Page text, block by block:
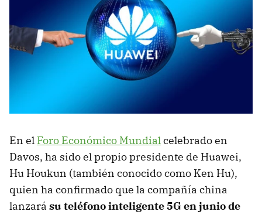
En el Foro Económico Mundialcelebrado en
Davos, ha sido el propio presidente de Huawei,
Hu Houkun (también conocido como Ken Hu),
quien ha confirmado que la compañía china
lanzará su teléfono inteligente 5G en junio de